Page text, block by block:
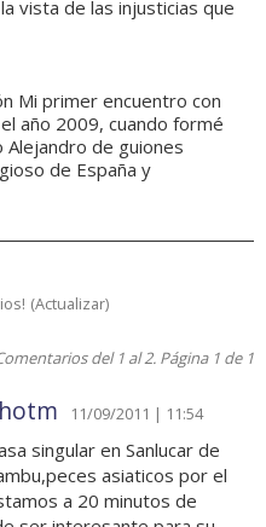
vista de las injusticias que
Mi primer encuentro con
año 2009, cuando formé
Alejandro de guiones
de España y
(Actualizar)
del 1 al 2. Página 1 de 1
11/09/2011 | 11:54
singular en Sanlucar de
asiaticos por el
a 20 minutos de